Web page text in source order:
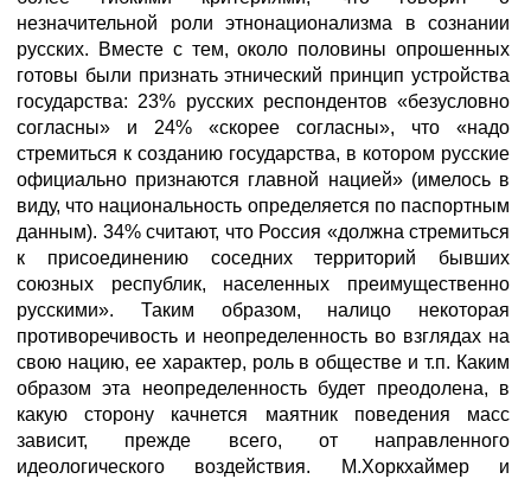
незначительной роли этнонационализма в сознании
русских. Вместе с тем, около половины опрошенных
готовы были признать этнический принцип устройства
государства: 23% русских респондентов «безусловно
согласны» и 24% «скорее согласны», что «надо
стремиться к созданию государства, в котором русские
официально признаются главной нацией» (имелось в
виду, что национальность определяется по паспортным
данным). 34% считают, что Россия «должна стремиться
к присоединению соседних территорий бывших
союзных республик, населенных преимущественно
русскими». Таким образом, налицо некоторая
противоречивость и неопределенность во взглядах на
свою нацию, ее характер, роль в обществе и т.п. Каким
образом эта неопределенность будет преодолена, в
какую сторону качнется маятник поведения масс
зависит, прежде всего, от направленного
идеологического воздействия. М.Хоркхаймер и